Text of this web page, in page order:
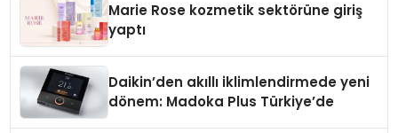
Marie Rose kozmetik sektörüne giriş
yaptı
Daikin’den akıllı iklimlendirmede yeni
dönem: Madoka Plus Türkiye’de